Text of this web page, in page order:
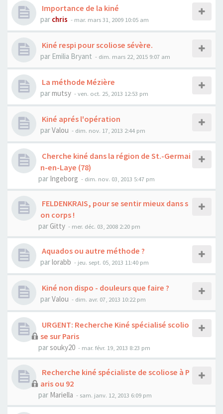
Importance de la kiné
par chris - mar. mars 31, 2009 10:05 am
Kiné respi pour scoliose sévère.
par Emilia Bryant - dim. mars 22, 2015 9:07 am
La méthode Mézière
parmutsy - ven. oct. 25, 2013 12:53 pm
Kiné aprés l'opération
parValou - dim. nov. 17, 2013 2:44 pm
Cherche kiné dans la région de St.-Germai
n-en-Laye (78)
par Ingeborg - dim. nov. 03, 2013 5:47 pm
FELDENKRAIS, pour se sentir mieux dans s
on corps !
par Gitty - mer. déc. 03, 2008 2:20 pm
Aquados ou autre méthode ?
parlorabb - jeu. sept. 05, 2013 11:40 pm
Kiné non dispo - douleurs que faire ?
parValou - dim. avr. 07, 2013 10:22 pm
URGENT: Recherche Kiné spécialisé scolio
se sur Paris
parsouky20 - mar. févr. 19, 2013 8:23 pm
Recherche kiné spécialiste de scoliose à P
aris ou 92
par Mariella - sam. janv. 12, 2013 6:09 pm